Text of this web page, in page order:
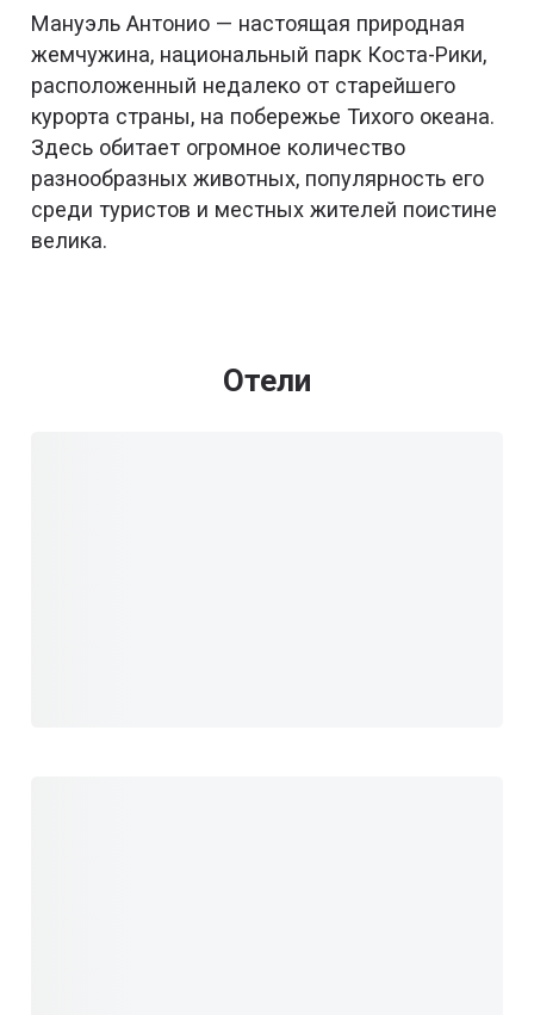
Мануэль Антонио — настоящая природная
жемчужина, национальный парк Коста-Рики,
расположенный недалеко от старейшего
курорта страны, на побережье Тихого океана.
Здесь обитает огромное количество
разнообразных животных, популярность его
среди туристов и местных жителей поистине
велика.
Отели